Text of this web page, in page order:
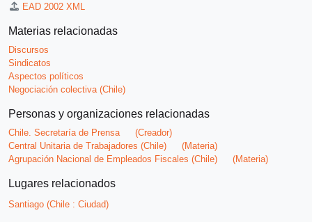
EAD 2002 XML
Materias relacionadas
Discursos
Sindicatos
Aspectos políticos
Negociación colectiva (Chile)
Personas y organizaciones relacionadas
Chile. Secretaría de Prensa
(Creador)
Central Unitaria de Trabajadores (Chile)
(Materia)
Agrupación Nacional de Empleados Fiscales (Chile)
(Materia)
Lugares relacionados
Santiago (Chile : Ciudad)